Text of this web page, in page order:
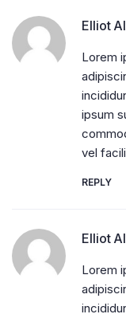
Elliot
Lorem
ipsum
vel
REPLY
Elliot
Lorem